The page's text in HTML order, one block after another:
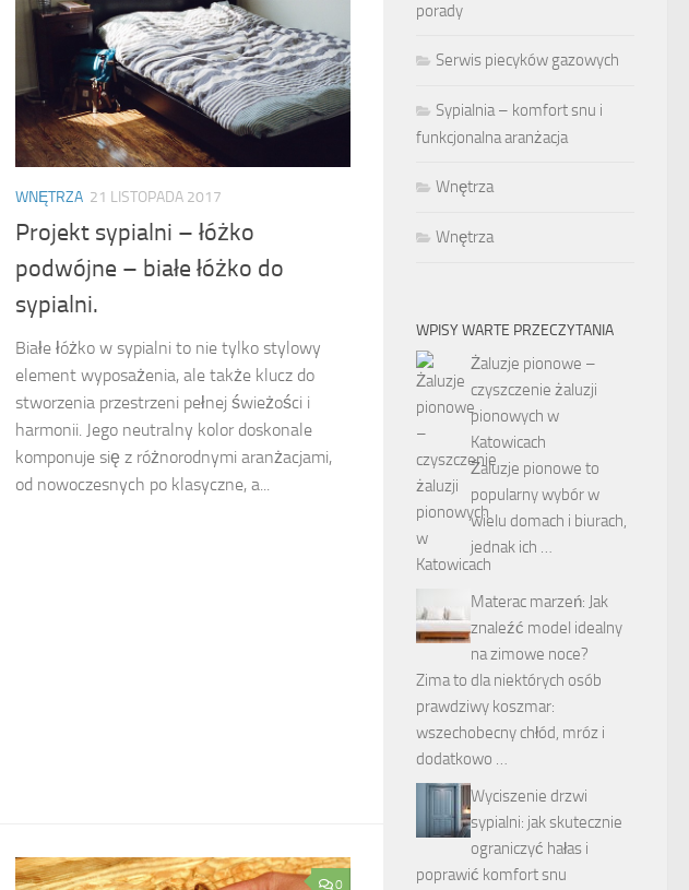
WNĘTRZA 21 LISTOPADA 2017
Projekt sypialni – łóżko
podwójne – białe łóżko do
sypialni.
Białe łóżko w sypialni to nie tylko stylowy
element wyposażenia, ale także klucz do
stworzenia przestrzeni pełnej świeżości i
harmonii. Jego neutralny kolor doskonale
komponuje się z różnorodnymi aranżacjami,
od nowoczesnych po klasyczne, a...
0
porady
Serwis piecyków gazowych
Sypialnia – komfort snu i
funkcjonalna aranżacja
Wnętrza
Wnętrza
WPISY WARTE PRZECZYTANIA
Żaluzje pionowe –
czyszczenie żaluzji
pionowych w
Katowicach
Żaluzje pionowe to
popularny wybór w
wielu domach i biurach,
jednak ich …
Materac marzeń: Jak
znaleźć model idealny
na zimowe noce?
Zima to dla niektórych osób
prawdziwy koszmar:
wszechobecny chłód, mróz i
dodatkowo …
Wyciszenie drzwi
sypialni: jak skutecznie
ograniczyć hałas i
poprawić komfort snu